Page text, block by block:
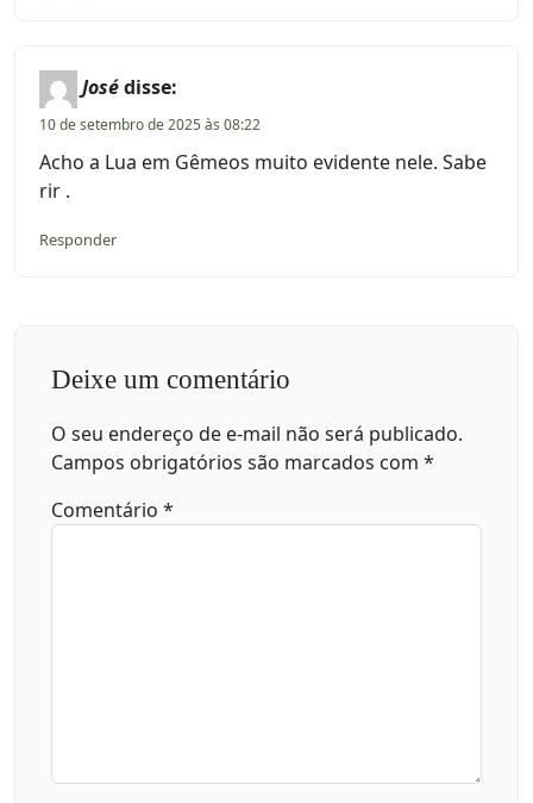
Josédisse:
10 de setembro de 2025 às 08:22
Acho a Lua em Gêmeos muito evidente nele. Sabe
rir .
Responder
Deixe um comentário
O seu endereço de e-mail não será publicado.
Campos obrigatórios são marcados com *
Comentário *